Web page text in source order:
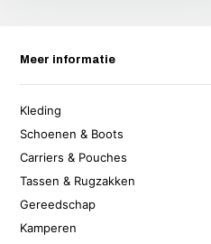
Meer informatie
Kleding
Schoenen & Boots
Carriers & Pouches
Tassen & Rugzakken
Gereedschap
Kamperen